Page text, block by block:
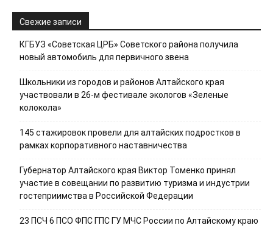
Свежие записи
КГБУЗ «Советская ЦРБ» Советского района получила
новый автомобиль для первичного звена
Школьники из городов и районов Алтайского края
участвовали в 26-м фестивале экологов «Зеленые
колокола»
145 стажировок провели для алтайских подростков в
рамках корпоративного наставничества
Губернатор Алтайского края Виктор Томенко принял
участие в совещании по развитию туризма и индустрии
гостеприимства в Российской Федерации
23 ПСЧ 6 ПСО ФПС ГПС ГУ МЧС России по Алтайскому краю